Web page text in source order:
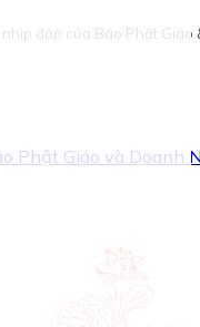
đập của Báo Phật Giáo
Phật Giáo và Doanh